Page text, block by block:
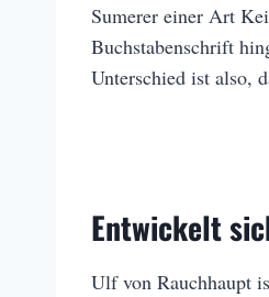
Sumerer einer Art
Buchstabenschrift
Unterschied ist also,
Entwickelt
Ulf von Rauchhaupt